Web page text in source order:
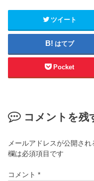
ツイート
はてブ
Pocket
コメントを残
メールアドレスが公開され
欄は必須項目です
コメント*